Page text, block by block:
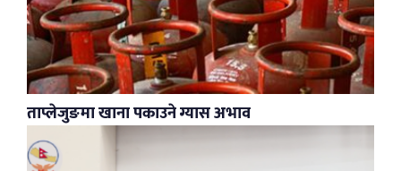
ताप्लेजुङमा खाना पकाउने ग्यास अभाव